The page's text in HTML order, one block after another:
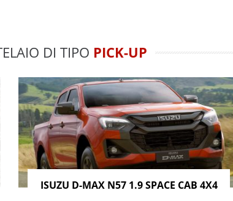
DI TIPO PICK-UP
ISUZU D-MAX N57 1.9 SPACE CAB 4X4